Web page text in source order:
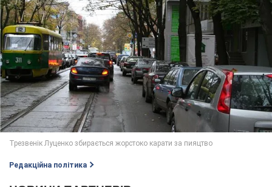
Редакційна політика